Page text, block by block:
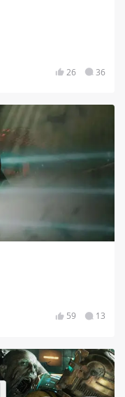
26 36
59 13